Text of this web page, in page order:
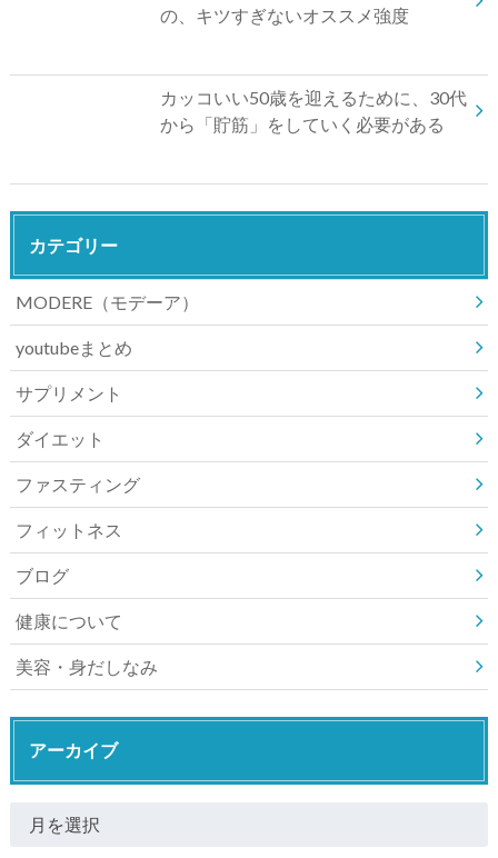
の、キツすぎないオススメ強度
カッコいい50歳を迎えるために、30代
から「貯筋」をしていく必要がある
カテゴリー
MODERE（モデーア）
youtubeまとめ
サプリメント
ダイエット
ファスティング
フィットネス
ブログ
健康について
美容・身だしなみ
アーカイブ